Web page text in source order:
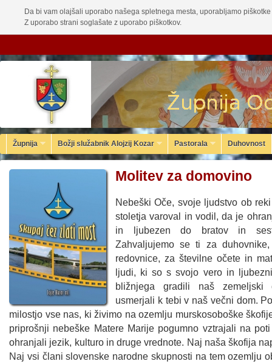
Da bi vam olajšali uporabo našega spletnega mesta, uporabljamo
Z uporabo strani soglašate z uporabo piškotkov.
Župnija Božji služabnik Alojzij Kozar Pastorala Duhovnost
Molitev za domovino
Nebeški Oče, svoje ljudstvo ob
stoletja varoval in vodil, da je
in ljubezen do bratov in
Zahvaljujemo se ti za
redovnice, za številne očete in
ljudi, ki so s svojo vero in
bližnjega gradili naš
usmerjali k tebi v naš večni dom.
milostjo vse nas, ki živimo na ozemlju murskosoboške
priprošnji nebeške Matere Marije pogumno vztrajali na
ohranjali jezik, kulturo in druge vrednote. Naj naša škofija
Naj vsi člani slovenske narodne skupnosti na tem ozemlju